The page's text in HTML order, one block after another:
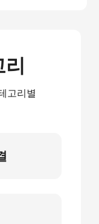
고리별